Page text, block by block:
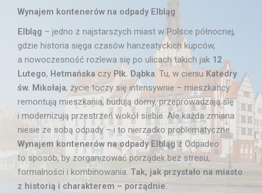
Wynajem kontenerów na odpady Elbląg
Elbląg – jedno z najstarszych miast w Polsce północnej,
gdzie historia sięga czasów hanzeatyckich kupców,
a nowoczesność rozlewa się po ulicach takich jak 12
Lutego, Hetmańska czy Płk. Dąbka. Tu, w cieniu Katedry
św. Mikołaja, życie toczy się intensywnie – mieszkańcy
remontują mieszkania, budują domy, przeprowadzają się
i modernizują przestrzeń wokół siebie. Ale każda zmiana
niesie ze sobą odpady – i to nierzadko problematyczne.
Wynajem kontenerów na odpady Elblągz Odpadeo
to sposób, by zorganizować porządek bez stresu,
formalności i kombinowania. Tak, jak przystało na miasto
z historią i charakterem – porządnie.